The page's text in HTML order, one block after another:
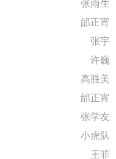
张雨生
邰正宵
张宇
许巍
高胜美
邰正宵
张学友
小虎队
王菲